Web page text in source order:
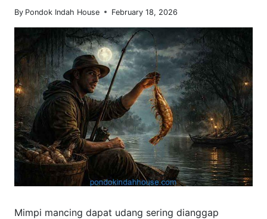
By Pondok Indah House February 18, 2026
Mimpi mancing dapat udang sering dianggap